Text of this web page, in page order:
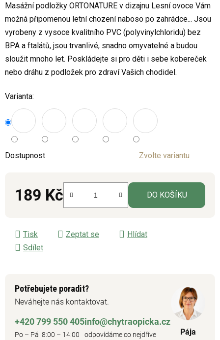
je
0,0
z
5
hvězdiček.
Masážní podložky ORTONATURE v dizajnu Lesní ovoce Vám
možná připomenou letní chození naboso po zahrádce... Jsou
vyrobeny z vysoce kvalitního PVC (polyvinylchloridu) bez
BPA a ftalátů, jsou trvanlivé, snadno omyvatelné a budou
sloužit mnoho let. Poskládejte si pro děti i sebe kobereček
nebo dráhu z podložek pro zdraví Vašich chodidel.
Varianta:
Dostupnost Zvolte variantu
189 Kč DO KOŠÍKU
Tisk Zeptat se
Hlídat
Sdílet
Potřebujete poradit?
Neváhejte nás kontaktovat.
+420 799 550 405
Po – Pá 8:00 – 14:00
info@chytraopicka.cz
odpovídáme co nejdříve Pája